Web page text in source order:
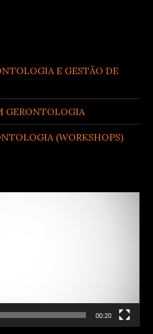
E GESTÃO DE
GERONTOLOGIA
(WORKSHOPS)
00:20